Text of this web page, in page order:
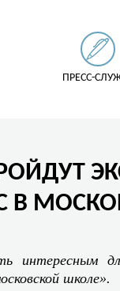
ПРЕСС-
В
интересным
школе».